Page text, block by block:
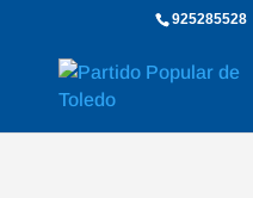
925285528